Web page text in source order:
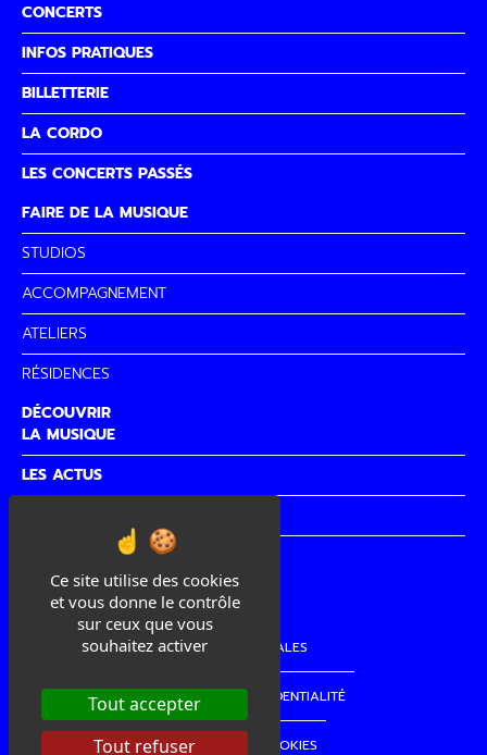
Ce site utilise des cookies
et vous donne le contrôle
sur ceux que vous
souhaitez activer
Tout accepter
Tout refuser
CONCERTS
INFOS PRATIQUES
BILLETTERIE
LA CORDO
LES CONCERTS PASSÉS
FAIRE DE LA MUSIQUE
STUDIOS
ACCOMPAGNEMENT
ATELIERS
RÉSIDENCES
DÉCOUVRIR
LA MUSIQUE
LES ACTUS
LA MUSIQUE
MENTIONS LÉGALES
POLITIQUE DE CONFIDENTIALITÉ
GESTION DES COOKIES